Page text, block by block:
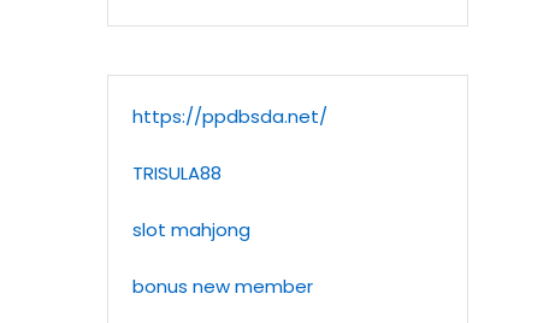
https://ppdbsda.net/
TRISULA88
slot mahjong
bonus new member